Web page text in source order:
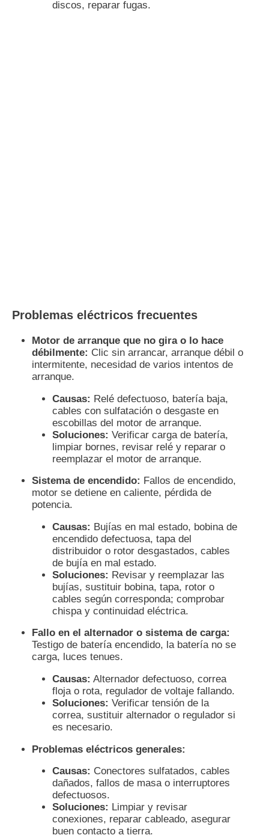
discos, reparar fugas.
Problemas eléctricos frecuentes
Motor de arranque que no gira o lo hace
débilmente: Clic sin arrancar, arranque débil o
intermitente, necesidad de varios intentos de
arranque.
Causas: Relé defectuoso, batería baja,
cables con sulfatación o desgaste en
escobillas del motor de arranque.
Soluciones: Verificar carga de batería,
limpiar bornes, revisar relé y reparar o
reemplazar el motor de arranque.
Sistema de encendido: Fallos de encendido,
motor se detiene en caliente, pérdida de
potencia.
Causas: Bujías en mal estado, bobina de
encendido defectuosa, tapa del
distribuidor o rotor desgastados, cables
de bujía en mal estado.
Soluciones: Revisar y reemplazar las
bujías, sustituir bobina, tapa, rotor o
cables según corresponda; comprobar
chispa y continuidad eléctrica.
Fallo en el alternador o sistema de carga:
Testigo de batería encendido, la batería no se
carga, luces tenues.
Causas: Alternador defectuoso, correa
floja o rota, regulador de voltaje fallando.
Soluciones: Verificar tensión de la
correa, sustituir alternador o regulador si
es necesario.
Problemas eléctricos generales:
Causas: Conectores sulfatados, cables
dañados, fallos de masa o interruptores
defectuosos.
Soluciones: Limpiar y revisar
conexiones, reparar cableado, asegurar
buen contacto a tierra.